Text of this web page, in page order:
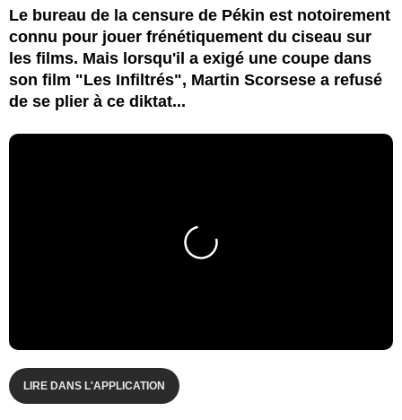
Le bureau de la censure de Pékin est notoirement
connu pour jouer frénétiquement du ciseau sur
les films. Mais lorsqu'il a exigé une coupe dans
son film "Les Infiltrés", Martin Scorsese a refusé
de se plier à ce diktat...
LIRE DANS L'APPLICATION